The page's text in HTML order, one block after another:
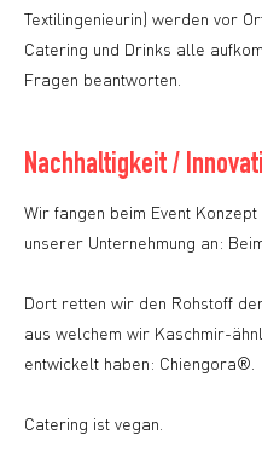
Textilingenieurin) werden vor
Catering und Drinks alle
Fragen beantworten.
Nachhaltigkeit /
Wir fangen beim Event
unserer Unternehmung an:
Dort retten wir den Rohstoff
aus welchem wir Kaschmir-
entwickelt haben: Chiengora®.
Catering ist vegan.